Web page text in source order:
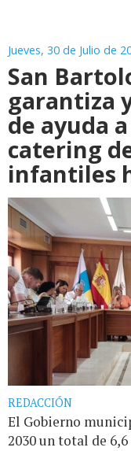
Jueves, 30 de Julio de
San
garantiza
de ayuda
catering
infantiles
REDACCIÓN
El Gobierno
2030 un total de